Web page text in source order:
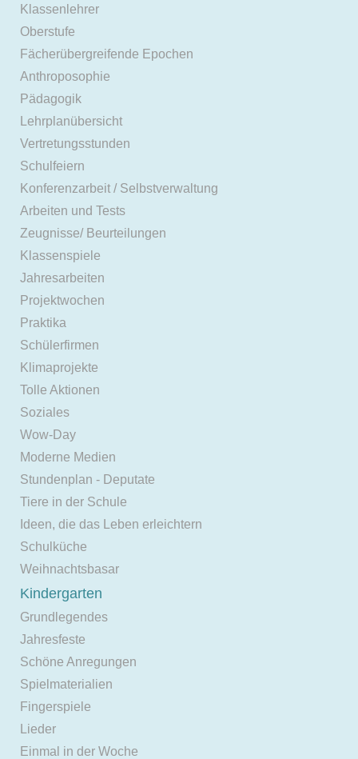
Klassenlehrer
Oberstufe
Fächerübergreifende Epochen
Anthroposophie
Pädagogik
Lehrplanübersicht
Vertretungsstunden
Schulfeiern
Konferenzarbeit / Selbstverwaltung
Arbeiten und Tests
Zeugnisse/ Beurteilungen
Klassenspiele
Jahresarbeiten
Projektwochen
Praktika
Schülerfirmen
Klimaprojekte
Tolle Aktionen
Soziales
Wow-Day
Moderne Medien
Stundenplan - Deputate
Tiere in der Schule
Ideen, die das Leben erleichtern
Schulküche
Weihnachtsbasar
Kindergarten
Grundlegendes
Jahresfeste
Schöne Anregungen
Spielmaterialien
Fingerspiele
Lieder
Einmal in der Woche